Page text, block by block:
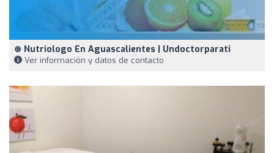
⊛ Nutriologo En Aguascalientes | Undoctorparati
Ver información y datos de contacto